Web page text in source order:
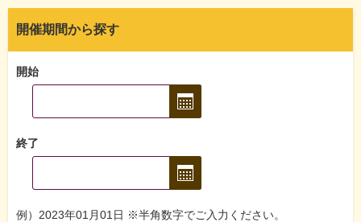
開催期間から探す
開始
終了
例）2023年01月01日 ※半角数字でご入力ください。